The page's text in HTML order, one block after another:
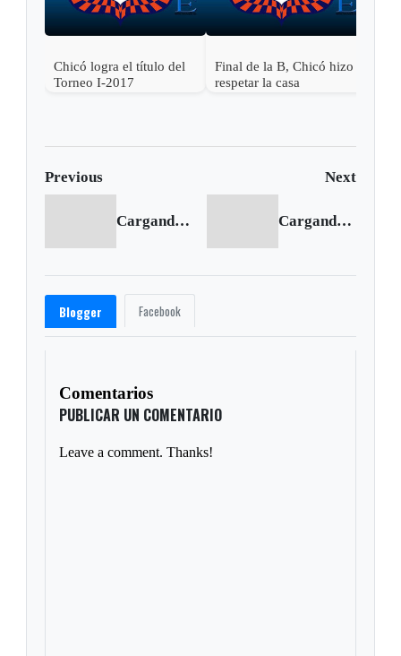
Chicó logra el título del
Torneo I-2017
Final de la B, Chicó hizo
respetar la casa
Previous Next
Cargando anterior... Cargando siguiente...
Blogger Facebook
Comentarios
PUBLICAR UN COMENTARIO
Leave a comment. Thanks!